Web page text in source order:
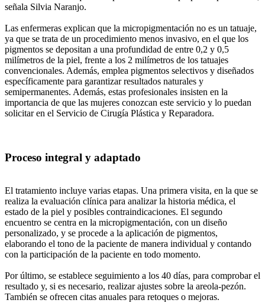
señala Silvia Naranjo.
Las enfermeras explican que la micropigmentación no es un tatuaje,
ya que se trata de un procedimiento menos invasivo, en el que los
pigmentos se depositan a una profundidad de entre 0,2 y 0,5
milímetros de la piel, frente a los 2 milímetros de los tatuajes
convencionales. Además, emplea pigmentos selectivos y diseñados
específicamente para garantizar resultados naturales y
semipermanentes. Además, estas profesionales insisten en la
importancia de que las mujeres conozcan este servicio y lo puedan
solicitar en el Servicio de Cirugía Plástica y Reparadora.
Proceso integral y adaptado
El tratamiento incluye varias etapas. Una primera visita, en la que se
realiza la evaluación clínica para analizar la historia médica, el
estado de la piel y posibles contraindicaciones. El segundo
encuentro se centra en la micropigmentación, con un diseño
personalizado, y se procede a la aplicación de pigmentos,
elaborando el tono de la paciente de manera individual y contando
con la participación de la paciente en todo momento.
Por último, se establece seguimiento a los 40 días, para comprobar el
resultado y, si es necesario, realizar ajustes sobre la areola-pezón.
También se ofrecen citas anuales para retoques o mejoras.